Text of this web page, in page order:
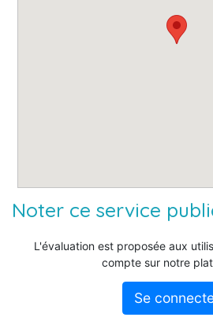
Noter ce service
L'évaluation est proposée aux
compte sur notre
Se